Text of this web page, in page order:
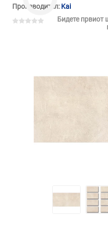
Производител: Kai
Бидете првиот